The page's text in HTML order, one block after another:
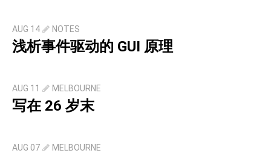
AUG 14 NOTES
浅析事件驱动的 GUI 原理
AUG 11 MELBOURNE
写在 26 岁末
AUG 07 MELBOURNE